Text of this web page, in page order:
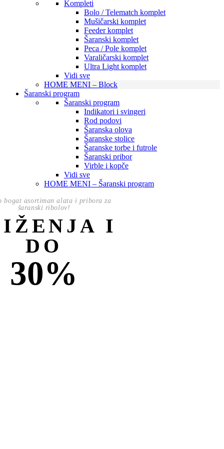
Kompleti
Bolo / Telematch komplet
Mušičarski komplet
Feeder komplet
Šaranski komplet
Peca / Pole komplet
Varaličarski komplet
Ultra Light komplet
Vidi sve
HOME MENI – Block
Šaranski program
Šaranski program
Indikatori i svingeri
Rod podovi
Šaranska olova
Šaranske stolice
Šaranske torbe i futrole
Šaranski pribor
Virble i kopče
Vidi sve
HOME MENI – Šaranski program
bogat asortiman alata i pribora za
šaranski ribolov!
I
DO
30%